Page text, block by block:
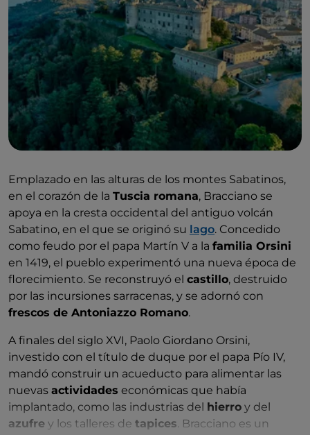
Emplazado en las alturas de los montes Sabatinos,
en el corazón de la Tuscia romana, Bracciano se
apoya en la cresta occidental del antiguo volcán
Sabatino, en el que se originó su lago. Concedido
como feudo por el papa Martín V a la familia Orsini
en 1419, el pueblo experimentó una nueva época de
florecimiento. Se reconstruyó el castillo, destruido
por las incursiones sarracenas, y se adornó con
frescos de Antoniazzo Romano.
A finales del siglo XVI, Paolo Giordano Orsini,
investido con el título de duque por el papa Pío IV,
mandó construir un acueducto para alimentar las
nuevas actividades económicas que había
implantado, como las industrias del hierro y del
azufre y los talleres de tapices . Bracciano es un